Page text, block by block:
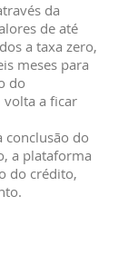
da
de até
a taxa zero,
meses para
do
volta a ficar
conclusão do
a plataforma
do crédito,